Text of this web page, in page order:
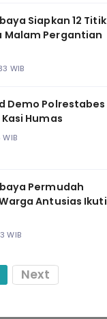
Siapkan 12 Titik
Malam Pergantian
WIB
Demo Polrestabes
Humas
WIB
Permudah
Antusias Ikuti
WIB
Next